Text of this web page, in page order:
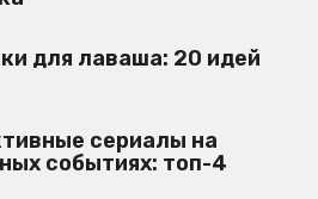
для лаваша: 20 идей
сериалы на
событиях: топ-4